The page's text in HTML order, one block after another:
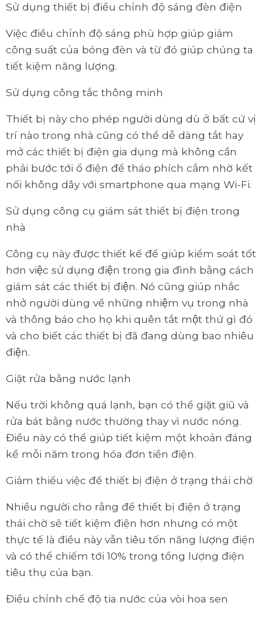
Sử dụng thiết bị điều chỉnh độ sáng đèn điện
Việc điều chỉnh độ sáng phù hợp giúp giảm
công suất của bóng đèn và từ đó giúp chúng ta
tiết kiệm năng lượng.
Sử dụng công tắc thông minh
Thiết bị này cho phép người dùng dù ở bất cứ vị
trí nào trong nhà cũng có thể dễ dàng tắt hay
mở các thiết bị điện gia dụng mà không cần
phải bước tới ổ điện để tháo phích cắm nhờ kết
nối không dây với smartphone qua mạng Wi-Fi.
Sử dụng công cụ giám sát thiết bị điện trong
nhà
Công cụ này được thiết kế để giúp kiểm soát tốt
hơn việc sử dụng điện trong gia đình bằng cách
giám sát các thiết bị điện. Nó cũng giúp nhắc
nhở người dùng về những nhiệm vụ trong nhà
và thông báo cho họ khi quên tắt một thứ gì đó
và cho biết các thiết bị đã đang dùng bao nhiêu
điện.
Giặt rửa bằng nước lạnh
Nếu trời không quá lạnh, bạn có thể giặt giũ và
rửa bát bằng nước thường thay vì nước nóng.
Điều này có thể giúp tiết kiệm một khoản đáng
kể mỗi năm trong hóa đơn tiền điện.
Giảm thiểu việc để thiết bị điện ở trạng thái chờ
Nhiều người cho rằng để thiết bị điện ở trạng
thái chờ sẽ tiết kiệm điện hơn nhưng có một
thực tế là điều này vẫn tiêu tốn năng lượng điện
và có thể chiếm tới 10% trong tổng lượng điện
tiêu thụ của bạn.
Điều chỉnh chế độ tia nước của vòi hoa sen